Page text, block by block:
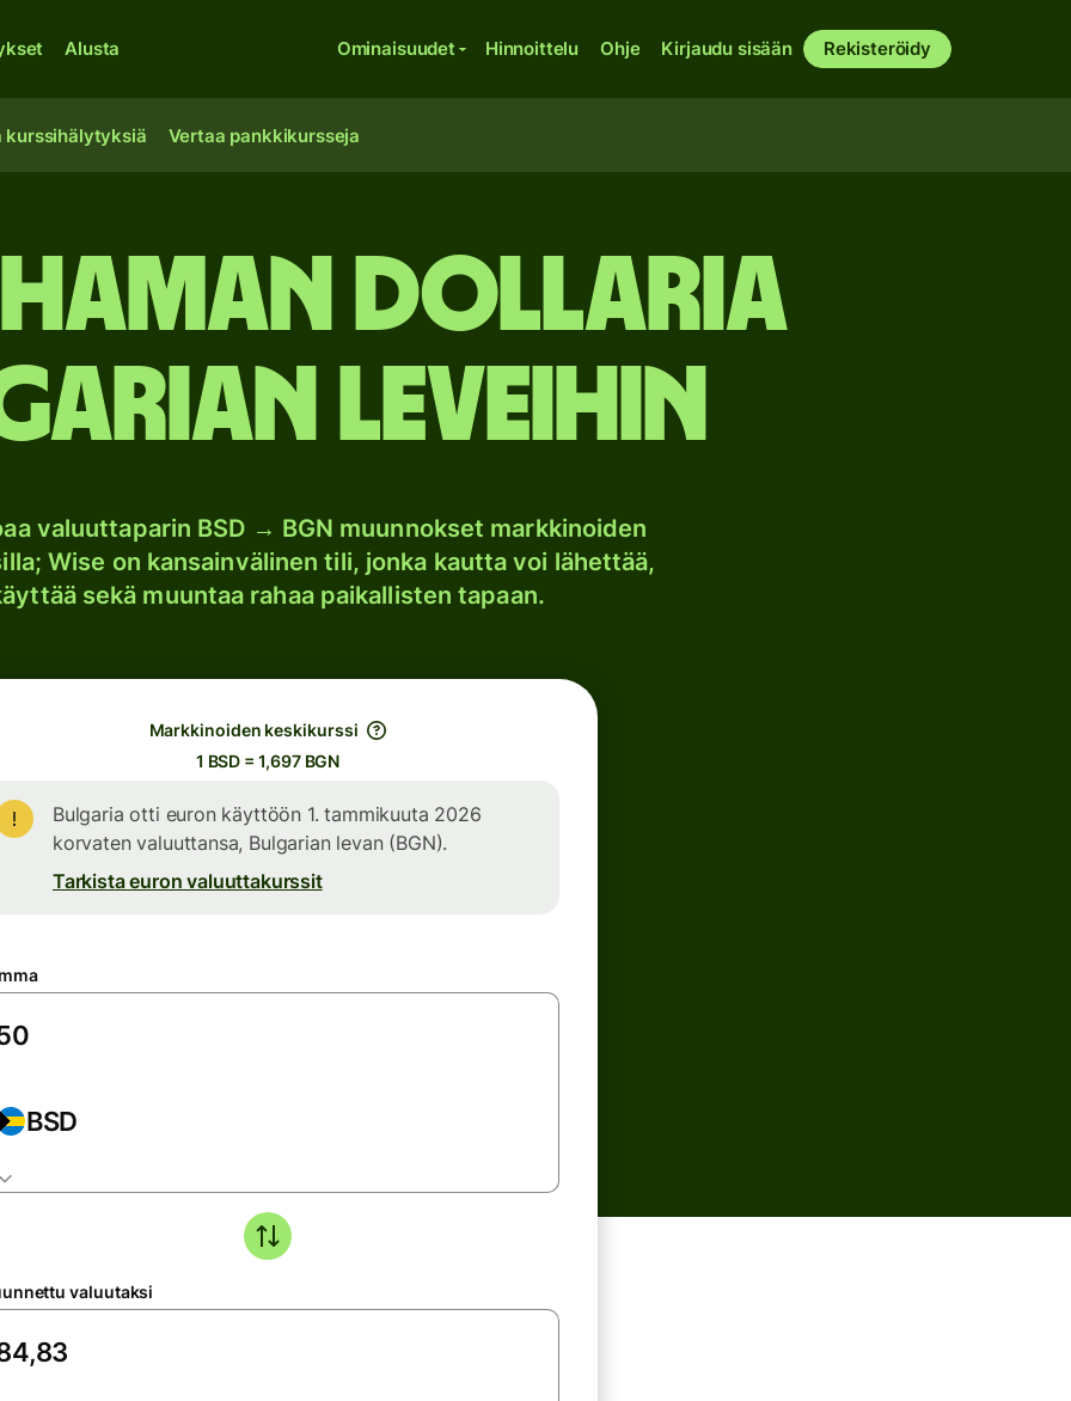
Alusta Ominaisuudet Hinnoittelu Ohje Kirjaudu sisään Rekisteröidy
kurssihälytyksiä Vertaa pankkikursseja
dollaria
leveihin
valuuttaparin BSD → BGN muunnokset markkinoiden
Wise on kansainvälinen tili, jonka kautta voi lähettää,
sekä muuntaa rahaa paikallisten tapaan.
Markkinoiden keskikurssi
1 BSD = 1,697 BGN
Bulgaria otti euron käyttöön 1. tammikuuta 2026
korvaten valuuttansa, Bulgarian levan (BGN).
Tarkista euron valuuttakurssit
BSD
valuutaksi